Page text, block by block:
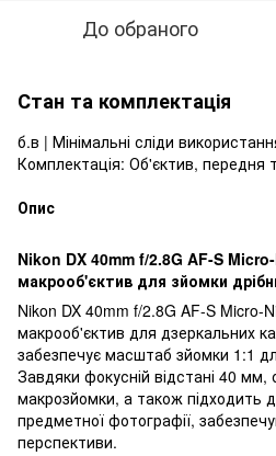
До обраного
Стан та комплектація
б.в | Мінімальні сліди
Комплектація: Об'єктив, передня
Опис
Nikon DX 40mm f/2.8G AF-S
макрооб'єктив для зйомки
Nikon DX 40mm f/2.8G AF-S Micro-
макрооб'єктив для дзеркальних
забезпечує масштаб зйомки 1:1
Завдяки фокусній відстані 40
макрозйомки, а також підходить
предметної фотографії,
перспективи.